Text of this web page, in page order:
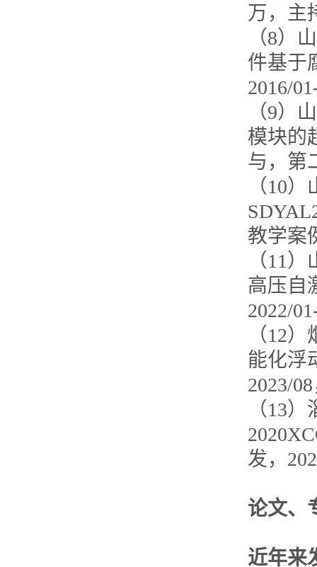
万，主
（8）
件基于
2016/
（9）
模块的
与，第
（10
教学案
（11
高压自
2022/
（12
能化浮
2023/
（13
发，
论文、
近年来